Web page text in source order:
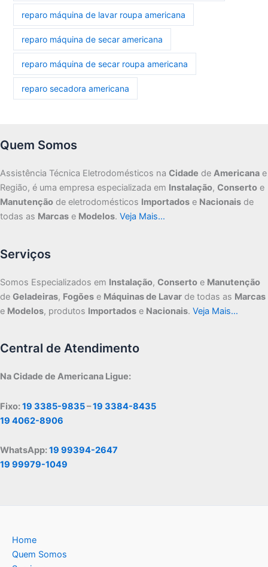
reparo máquina de lavar roupa americana
reparo máquina de secar americana
reparo máquina de secar roupa americana
reparo secadora americana
Quem Somos
Assistência Técnica Eletrodomésticos na Cidade de Americana e
Região, é uma empresa especializada em Instalação, Conserto e
Manutenção de eletrodomésticos Importados e Nacionais de
todas as Marcas e Modelos. Veja Mais…
Serviços
Somos Especializados em Instalação, Conserto e Manutenção
de Geladeiras, Fogões e Máquinas de Lavar de todas as Marcas
e Modelos, produtos Importados e Nacionais. Veja Mais…
Central de Atendimento
Na Cidade de Americana Ligue:
Fixo:19 3385-9835–19 3384-8435
19 4062-8906
WhatsApp:19 99394-2647
19 99979-1049
Home
Quem Somos